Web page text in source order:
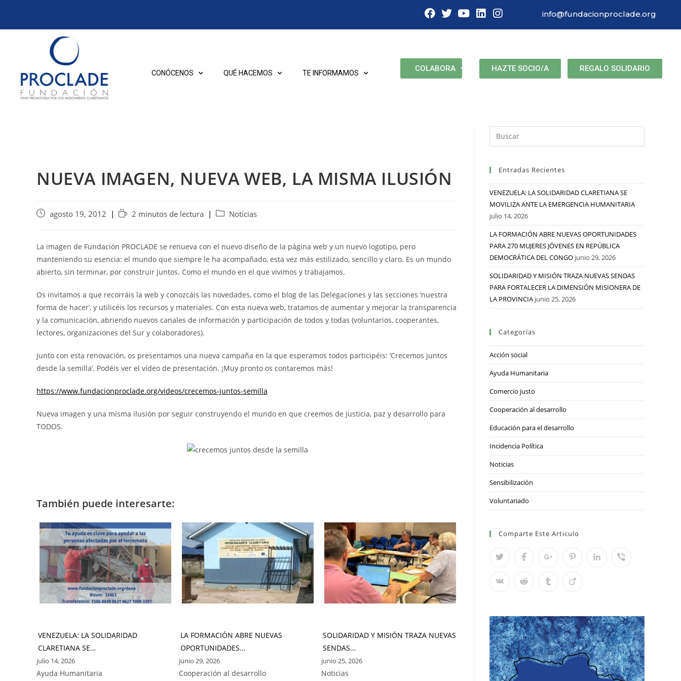
info@fundacionproclade.org
CONÓCENOS QUÉ HACEMOS TE INFORMAMOS COLABORA HAZTE SOCIO/A REGALO SOLIDARIO
NUEVA IMAGEN, NUEVA WEB, LA MISMA ILUSIÓN
agosto 19, 2012 2 minutos de lectura Noticias
La imagen de Fundación PROCLADE se renueva con el nuevo diseño de la página web y un nuevo logotipo, pero
manteniendo su esencia: el mundo que siempre le ha acompañado, esta vez más estilizado, sencillo y claro. Es un mundo
abierto, sin terminar, por construir juntos. Como el mundo en el que vivimos y trabajamos.
Os invitamos a que recorráis la web y conozcáis las novedades, como el blog de las Delegaciones y las secciones ‘nuestra
forma de hacer’, y utilicéis los recursos y materiales. Con esta nueva web, tratamos de aumentar y mejorar la transparencia
y la comunicación, abriendo nuevos canales de información y participación de todos y todas (voluntarios, cooperantes,
lectores, organizaciones del Sur y colaboradores).
Junto con esta renovación, os presentamos una nueva campaña en la que esperamos todos participéis: ‘Crecemos juntos
desde la semilla’. Podéis ver el vídeo de presentación. ¡Muy pronto os contaremos más!
https://www.fundacionproclade.org/videos/crecemos-juntos-semilla
Nueva imagen y una misma ilusión por seguir construyendo el mundo en que creemos de justicia, paz y desarrollo para
TODOS.
También puede interesarte:
VENEZUELA: LA SOLIDARIDAD
CLARETIANA SE…
julio 14, 2026
Ayuda Humanitaria
LA FORMACIÓN ABRE NUEVAS
OPORTUNIDADES…
junio 29, 2026
Cooperación al desarrollo
SOLIDARIDAD Y MISIÓN TRAZA NUEVAS
SENDAS…
junio 25, 2026
Noticias
Entradas Recientes
VENEZUELA: LA SOLIDARIDAD CLARETIANA SE
MOVILIZA ANTE LA EMERGENCIA HUMANITARIA
julio 14, 2026
LA FORMACIÓN ABRE NUEVAS OPORTUNIDADES
PARA 270 MUJERES JÓVENES EN REPÚBLICA
DEMOCRÁTICA DEL CONGO junio 29, 2026
SOLIDARIDAD Y MISIÓN TRAZA NUEVAS SENDAS
PARA FORTALECER LA DIMENSIÓN MISIONERA DE
LA PROVINCIA junio 25, 2026
Categorías
Acción social
Ayuda Humanitaria
Comercio justo
Cooperación al desarrollo
Educación para el desarrollo
Incidencia Política
Noticias
Sensibilización
Voluntariado
Comparte Este Articulo